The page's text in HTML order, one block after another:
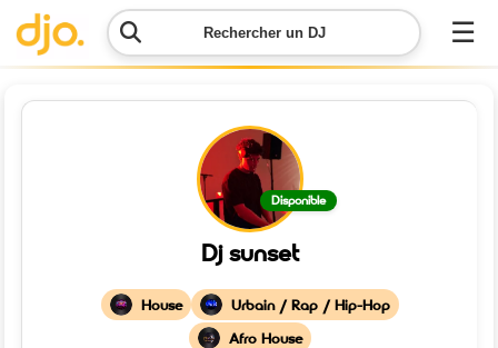
Rechercher un DJ ☰
Menu
demande
Disponible
Dj sunset
House
Urbain / Rap / Hip-Hop
Afro House